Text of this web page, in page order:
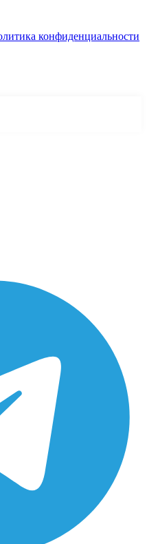
конфиденциальности